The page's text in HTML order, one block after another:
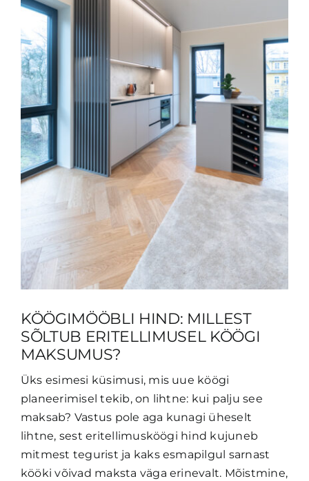
KÖÖGIMÖÖBLI HIND: MILLEST
SÕLTUB ERITELLIMUSEL KÖÖGI
MAKSUMUS?
Üks esimesi küsimusi, mis uue köögi
planeerimisel tekib, on lihtne: kui palju see
maksab? Vastus pole aga kunagi üheselt
lihtne, sest eritellimusköögi hind kujuneb
mitmest tegurist ja kaks esmapilgul sarnast
kööki võivad maksta väga erinevalt. Mõistmine,